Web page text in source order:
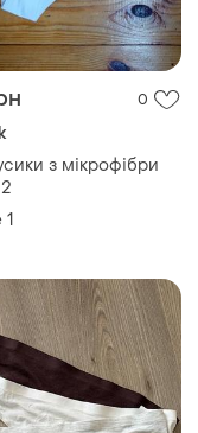
0
з мікрофібри
1